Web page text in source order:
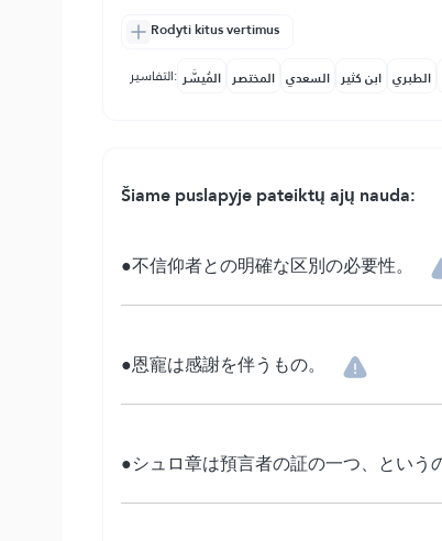
Rodyti kitus vertimus
التفاسير: المُيسَّر المختصر السعدي ابن كثير الطبري
Šiame puslapyje pateiktų ajų nauda:
●不信仰者との明確な区別の必要性。
●恩寵は感謝を伴うもの。
●シュロ章は預言者の証の一つ、という